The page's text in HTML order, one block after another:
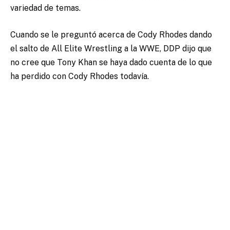
variedad de temas.
Cuando se le preguntó acerca de Cody Rhodes dando
el salto de All Elite Wrestling a la WWE, DDP dijo que
no cree que Tony Khan se haya dado cuenta de lo que
ha perdido con Cody Rhodes todavía.